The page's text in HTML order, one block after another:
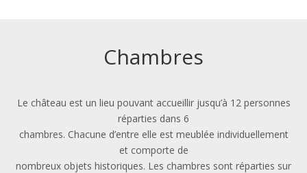
Chambres
Le château est un lieu pouvant accueillir jusqu’à 12 personnes
réparties dans 6
chambres. Chacune d’entre elle est meublée individuellement
et comporte de
nombreux objets historiques. Les chambres sont réparties sur